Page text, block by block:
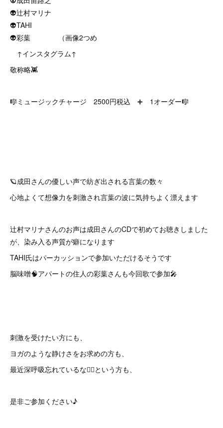
👽辻村マリナ
👽TAHI
👽彩葉 （画像2つめ
⁡ ↑インスタグラム↑
敬称略👾
🎼ミュージックチャージ 2500円税込 ➕ 1オーダー🎼
🪐成田さんの優しい声で紡ぎ出される言葉の数々⁡
心地よくて想像力を刺激され言葉の波に気持ちよく漂えます⁡
辻村マリナさんのお声は成田さんのCDで初めてお聴きしました
が、染み入る声質が癖になります
⁡TAHI氏はパーカッションで参加いただけるそうです
⁡脳味噌🧠アパートの住人の彩葉さんも今回歌で参加🎤
刺激を受けたい方にも、
ヨガのような静けさをお求めの方も、
最近深呼吸忘れているな😮‍💨という方も、
是非ご参加ください♪